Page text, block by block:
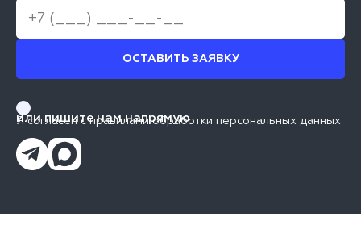
ОСТАВИТЬ ЗАЯВКУ
Я согласен с правилами обработки персональных данных
или пишите нам напрямую